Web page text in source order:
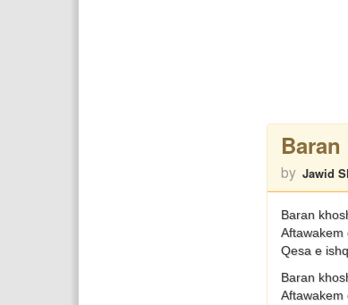
Baran
by Jawid
Baran
Aftawakem
Qesa e
Baran
Aftawakem